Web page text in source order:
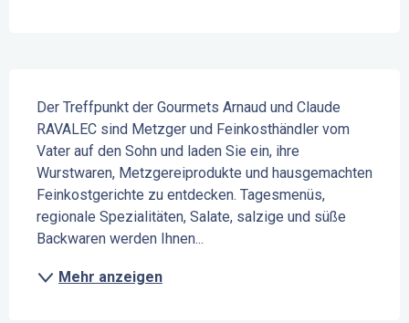
Der Treffpunkt der Gourmets Arnaud und Claude
RAVALEC sind Metzger und Feinkosthändler vom
Vater auf den Sohn und laden Sie ein, ihre
Wurstwaren, Metzgereiprodukte und hausgemachten
Feinkostgerichte zu entdecken. Tagesmenüs,
regionale Spezialitäten, Salate, salzige und süße
Backwaren werden Ihnen...
Mehr anzeigen